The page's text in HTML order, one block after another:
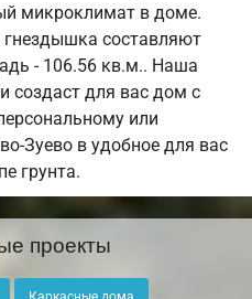
микроклимат в доме.
составляют
- 106.56 кв.м.. Наша
создаст для вас дом с
или
Зуево в удобное для вас
грунта.
проекты